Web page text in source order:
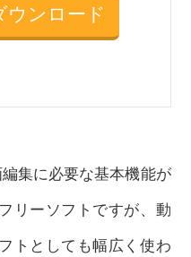
ウンロード
集に必要な基本機能が
リーソフトですが、動
トとしても幅広く使わ